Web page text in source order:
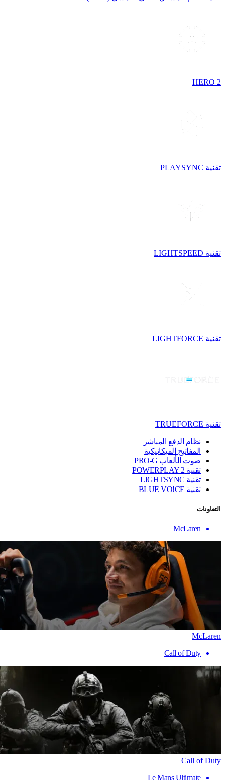
HERO 2
تقنية PLAYSYNC
تقنية LIGHTSPEED
تقنية LIGHTFORCE
تقنية TRUEFORCE
نظام الدفع المباشر
المفاتيح الميكانيكية
صوت الألعاب PRO-G
تقنية ‏POWERPLAY 2
تقنية LIGHTSYNC
تقنية BLUE VO!CE
التعاونات
McLaren
McLaren
Call of Duty
Call of Duty
Le Mans Ultimate